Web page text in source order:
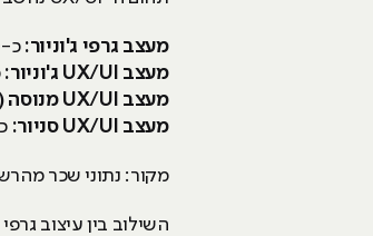
מעצב גרפי ג'וניור: כ-7,000 עד 11,000 ש"ח בחודש.
מעצב UX/UI ג'וניור:
מעצב UX/UI מנוסה (מיד לבל):
מעצב UX/UI סניור:
כ-
מקור: נתוני שכר מהרשת לשנת 2026. המספרים משתנים לפי